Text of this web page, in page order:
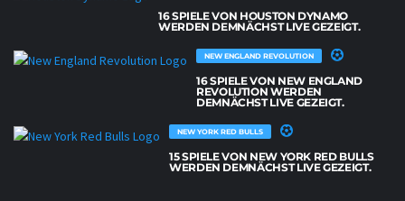
16 SPIELE VON HOUSTON DYNAMO
WERDEN DEMNÄCHST LIVE GEZEIGT.
NEW ENGLAND REVOLUTION
16 SPIELE VON NEW ENGLAND
REVOLUTION WERDEN
DEMNÄCHST LIVE GEZEIGT.
NEW YORK RED BULLS
15 SPIELE VON NEW YORK RED BULLS
WERDEN DEMNÄCHST LIVE GEZEIGT.